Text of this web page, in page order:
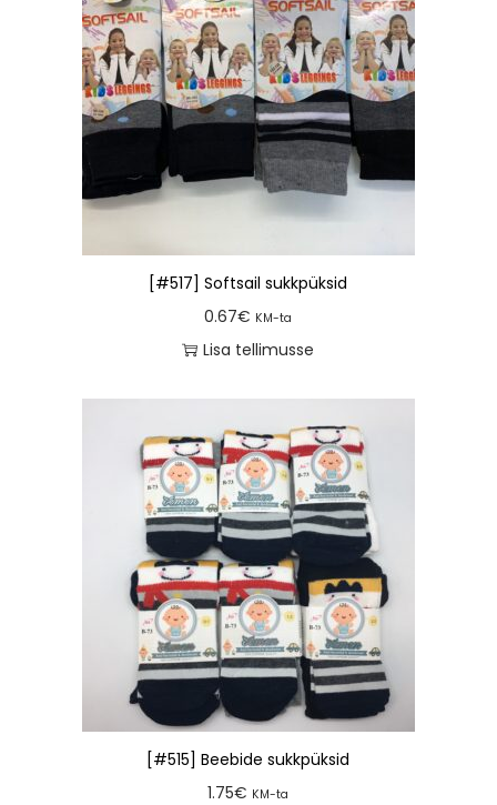
[#517] Softsail sukkpüksid
0.67€ KM-ta
Lisa tellimusse
[#515] Beebide sukkpüksid
1.75€ KM-ta